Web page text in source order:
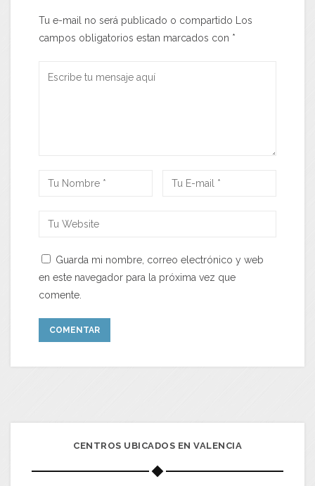
Tu e-mail no será publicado o compartido Los
campos obligatorios estan marcados con *
Guarda mi nombre, correo electrónico y web
en este navegador para la próxima vez que
comente.
CENTROS UBICADOS EN VALENCIA